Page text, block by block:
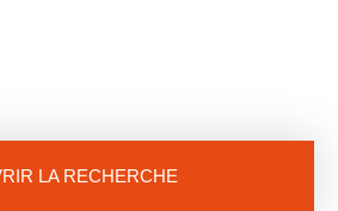
LA RECHERCHE